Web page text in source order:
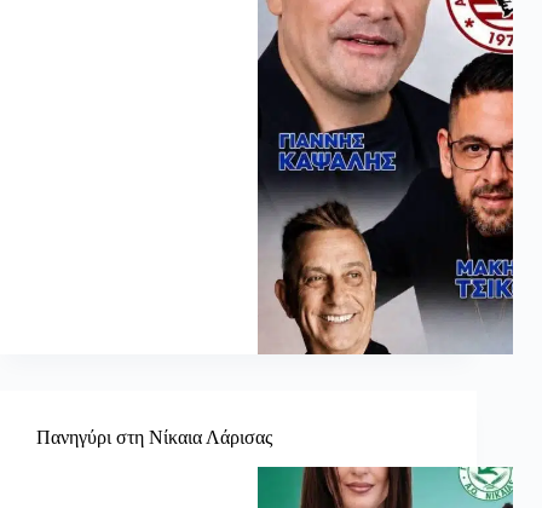
Πανηγύρι στη Νίκαια Λάρισας